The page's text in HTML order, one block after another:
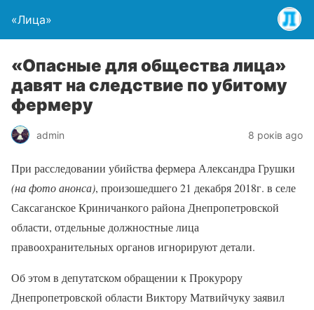
«Лица»
«Опасные для общества лица»
давят на следствие по убитому
фермеру
admin 8 років ago
При расследовании убийства фермера Александра Грушки
(на фото анонса), произошедшего 21 декабря 2018г. в селе
Саксаганское Криничанкого района Днепропетровской
области, отдельные должностные лица
правоохранительных органов игнорируют детали.
Об этом в депутатском обращении к Прокурору
Днепропетровской области Виктору Матвийчуку заявил